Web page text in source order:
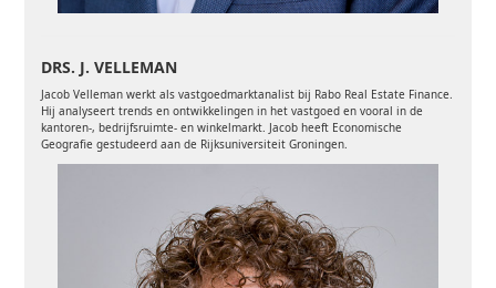
DRS. J. VELLEMAN
Jacob Velleman werkt als vastgoedmarktanalist bij Rabo Real Estate Finance.
Hij analyseert trends en ontwikkelingen in het vastgoed en vooral in de
kantoren-, bedrijfsruimte- en winkelmarkt. Jacob heeft Economische
Geografie gestudeerd aan de Rijksuniversiteit Groningen.